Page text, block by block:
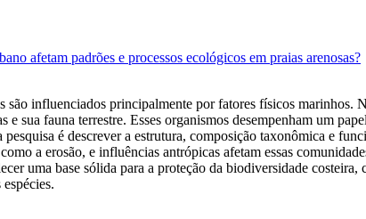
afetam padrões e processos ecológicos em praias arenosas?
são influenciados principalmente por fatores físicos
e sua fauna terrestre. Esses organismos desempenham um
é descrever a estrutura, composição taxonômica e
a erosão, e influências antrópicas afetam essas
uma base sólida para a proteção da biodiversidade